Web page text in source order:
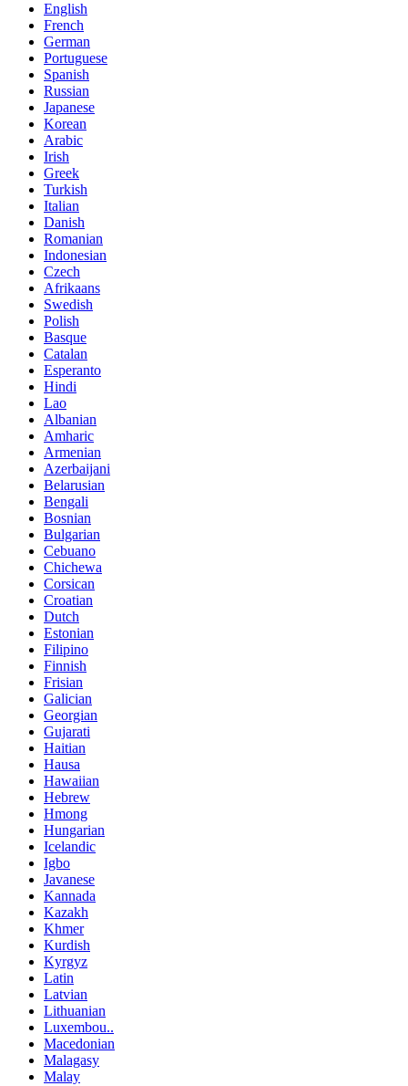
English
French
German
Portuguese
Spanish
Russian
Japanese
Korean
Arabic
Irish
Greek
Turkish
Italian
Danish
Romanian
Indonesian
Czech
Afrikaans
Swedish
Polish
Basque
Catalan
Esperanto
Hindi
Lao
Albanian
Amharic
Armenian
Azerbaijani
Belarusian
Bengali
Bosnian
Bulgarian
Cebuano
Chichewa
Corsican
Croatian
Dutch
Estonian
Filipino
Finnish
Frisian
Galician
Georgian
Gujarati
Haitian
Hausa
Hawaiian
Hebrew
Hmong
Hungarian
Icelandic
Igbo
Javanese
Kannada
Kazakh
Khmer
Kurdish
Kyrgyz
Latin
Latvian
Lithuanian
Luxembou..
Macedonian
Malagasy
Malay